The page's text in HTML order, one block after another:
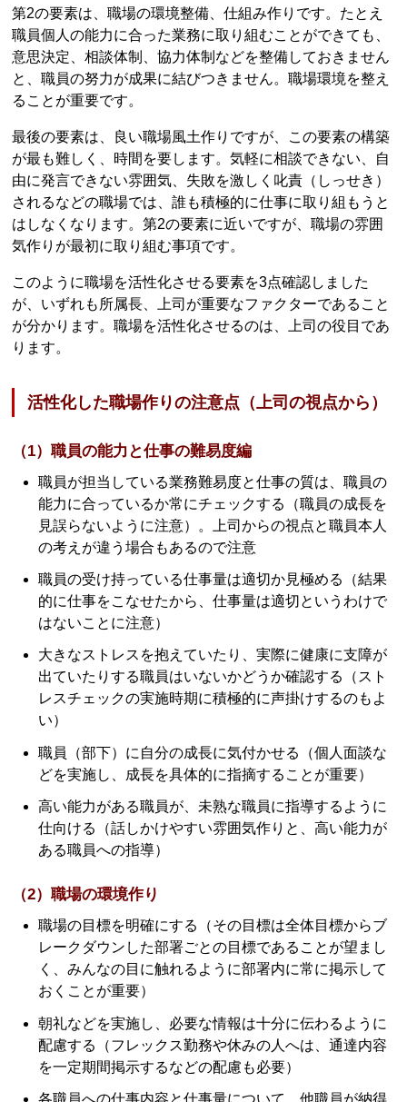
第2の要素は、職場の環境整備、仕組み作りです。たとえ
職員個人の能力に合った業務に取り組むことができても、
意思決定、相談体制、協力体制などを整備しておきません
と、職員の努力が成果に結びつきません。職場環境を整え
ることが重要です。
最後の要素は、良い職場風土作りですが、この要素の構築
が最も難しく、時間を要します。気軽に相談できない、自
由に発言できない雰囲気、失敗を激しく叱責（しっせき）
されるなどの職場では、誰も積極的に仕事に取り組もうと
はしなくなります。第2の要素に近いですが、職場の雰囲
気作りが最初に取り組む事項です。
このように職場を活性化させる要素を3点確認しました
が、いずれも所属長、上司が重要なファクターであること
が分かります。職場を活性化させるのは、上司の役目であ
ります。
活性化した職場作りの注意点（上司の視点から）
（1）職員の能力と仕事の難易度編
職員が担当している業務難易度と仕事の質は、職員の
能力に合っているか常にチェックする（職員の成長を
見誤らないように注意）。上司からの視点と職員本人
の考えが違う場合もあるので注意
職員の受け持っている仕事量は適切か見極める（結果
的に仕事をこなせたから、仕事量は適切というわけで
はないことに注意）
大きなストレスを抱えていたり、実際に健康に支障が
出ていたりする職員はいないかどうか確認する（スト
レスチェックの実施時期に積極的に声掛けするのもよ
い）
職員（部下）に自分の成長に気付かせる（個人面談な
どを実施し、成長を具体的に指摘することが重要）
高い能力がある職員が、未熟な職員に指導するように
仕向ける（話しかけやすい雰囲気作りと、高い能力が
ある職員への指導）
（2）職場の環境作り
職場の目標を明確にする（その目標は全体目標からブ
レークダウンした部署ごとの目標であることが望まし
く、みんなの目に触れるように部署内に常に掲示して
おくことが重要）
朝礼などを実施し、必要な情報は十分に伝わるように
配慮する（フレックス勤務や休みの人へは、通達内容
を一定期間掲示するなどの配慮も必要）
各職員への仕事内容と仕事量について、他職員が納得